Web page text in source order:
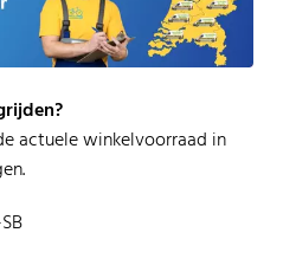
actuele winkelvoorraad in